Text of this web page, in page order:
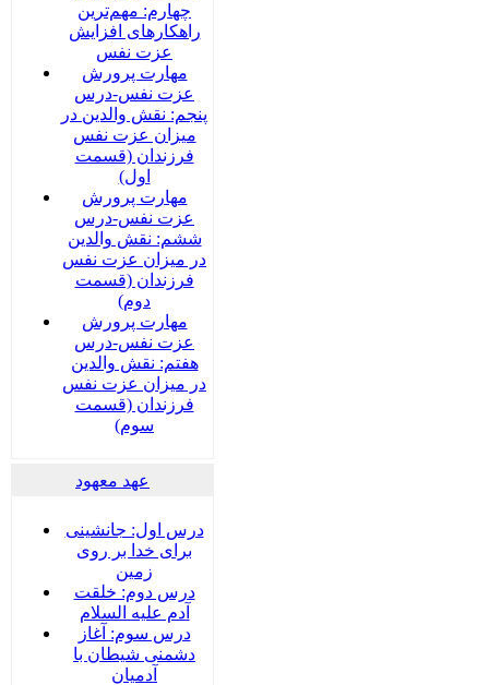
چهارم: مهم‌ترین
راهکارهای افزایش
عزت نفس
مهارت پرورش
عزت نفس-درس
پنجم: نقش والدین در
میزان عزت نفس
فرزندان (قسمت
اول)
مهارت پرورش
عزت نفس-درس
ششم: نقش والدین
در میزان عزت نفس
فرزندان (قسمت
دوم)
مهارت پرورش
عزت نفس-درس
هفتم: نقش والدین
در میزان عزت نفس
فرزندان (قسمت
سوم)
عهد معهود
درس اول: جانشینی
برای خدا بر روی
زمین
درس دوم: خلقت
آدم علیه السلام
درس سوم: آغاز
دشمنی شیطان با
آدمیان